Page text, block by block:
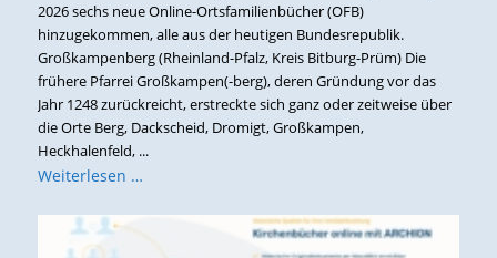
2026 sechs neue Online-Ortsfamilienbücher (OFB)
hinzugekommen, alle aus der heutigen Bundesrepublik.
Großkampenberg (Rheinland-Pfalz, Kreis Bitburg-Prüm) Die
frühere Pfarrei Großkampen(-berg), deren Gründung vor das
Jahr 1248 zurückreicht, erstreckte sich ganz oder zeitweise über
die Orte Berg, Dackscheid, Dromigt, Großkampen,
Heckhalenfeld, ...
Weiterlesen …